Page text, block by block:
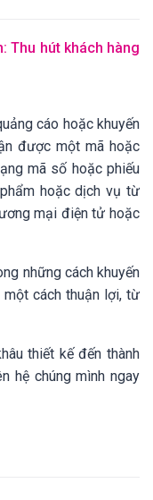
Thu hút khách hàng
cáo hoặc khuyến
được một mã hoặc
mã số hoặc phiếu
hoặc dịch vụ từ
mại điện tử hoặc
những cách khuyến
một cách thuận lợi, từ
thiết kế đến thành
hệ chúng mình ngay